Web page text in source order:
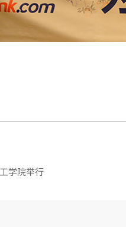
学院举行